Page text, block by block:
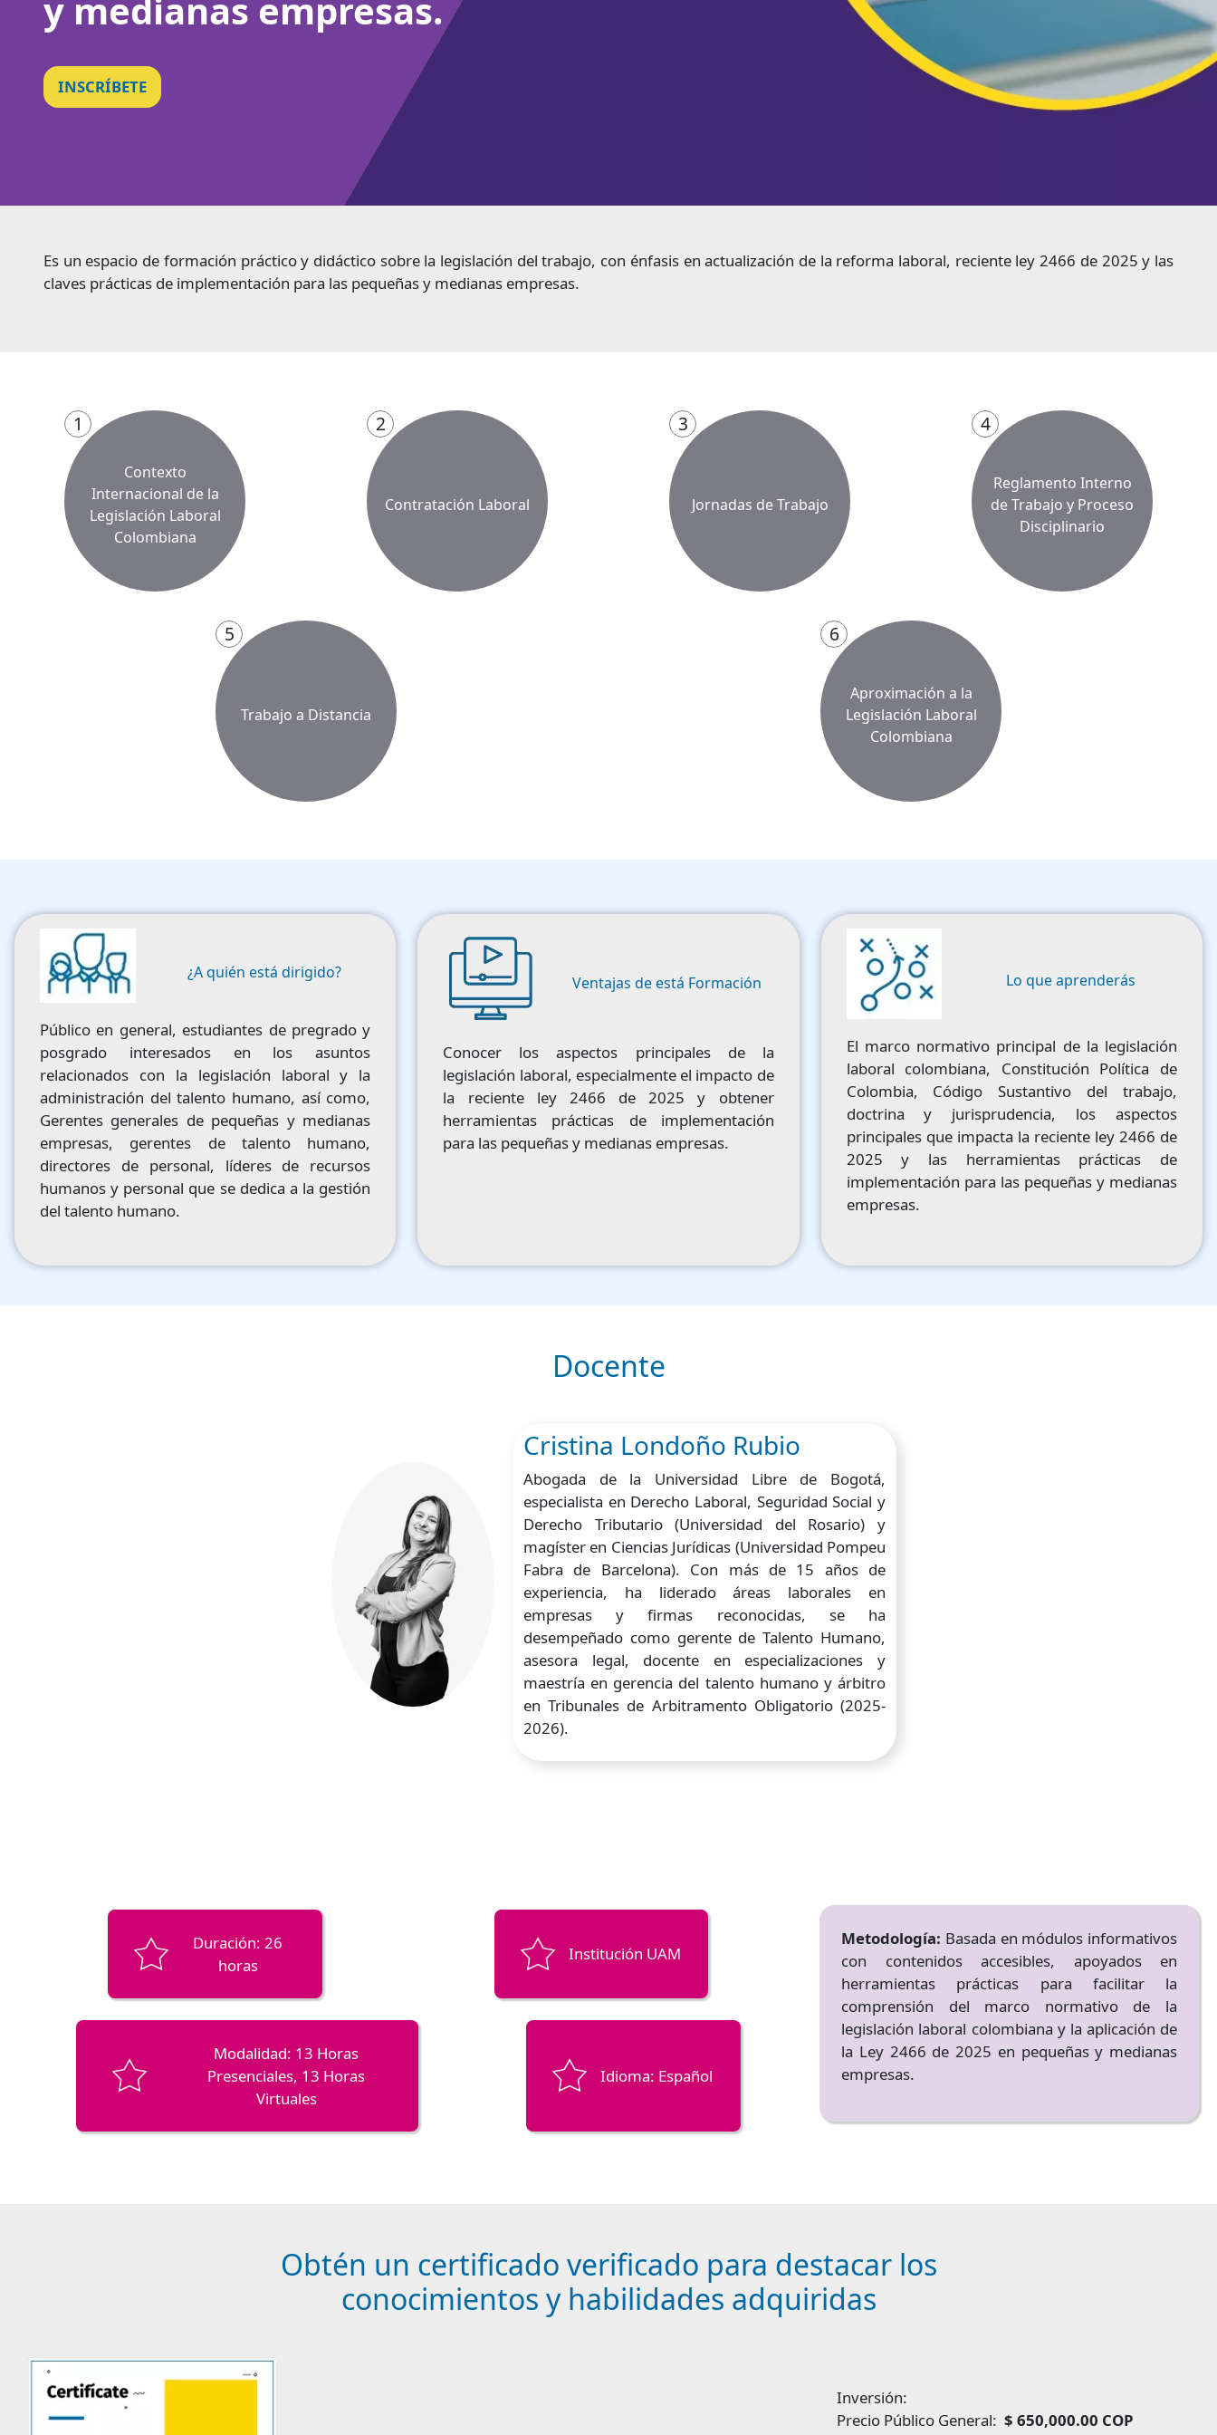
y medianas empresas.
INSCRÍBETE
Es un espacio de formación práctico y didáctico sobre la legislación del trabajo, con énfasis en actualización de la reforma laboral, reciente ley 2466 de 2025 y las
claves prácticas de implementación para las pequeñas y medianas empresas.
1
Contexto
Internacional de la
Legislación Laboral
Colombiana
2
Contratación Laboral
3
Jornadas de Trabajo
4
Reglamento Interno
de Trabajo y Proceso
Disciplinario
5
Trabajo a Distancia
6
Aproximación a la
Legislación Laboral
Colombiana
Image
¿A quién está dirigido?
Público en general, estudiantes de pregrado y
posgrado interesados en los asuntos
relacionados con la legislación laboral y la
administración del talento humano, así como,
Gerentes generales de pequeñas y medianas
empresas, gerentes de talento humano,
directores de personal, líderes de recursos
humanos y personal que se dedica a la gestión
del talento humano.
Image
Ventajas de está Formación
Conocer los aspectos principales de la
legislación laboral, especialmente el impacto de
la reciente ley 2466 de 2025 y obtener
herramientas prácticas de implementación
para las pequeñas y medianas empresas.
Image
Lo que aprenderás
El marco normativo principal de la legislación
laboral colombiana, Constitución Política de
Colombia, Código Sustantivo del trabajo,
doctrina y jurisprudencia, los aspectos
principales que impacta la reciente ley 2466 de
2025 y las herramientas prácticas de
implementación para las pequeñas y medianas
empresas.
Docente
Cristina Londoño Rubio
Abogada de la Universidad Libre de Bogotá,
especialista en Derecho Laboral, Seguridad Social y
Derecho Tributario (Universidad del Rosario) y
magíster en Ciencias Jurídicas (Universidad Pompeu
Fabra de Barcelona). Con más de 15 años de
experiencia, ha liderado áreas laborales en
empresas y firmas reconocidas, se ha
desempeñado como gerente de Talento Humano,
asesora legal, docente en especializaciones y
maestría en gerencia del talento humano y árbitro
en Tribunales de Arbitramento Obligatorio (2025-
2026).
Duración: 26
horas
Institución UAM
Modalidad: 13 Horas
Presenciales, 13 Horas
Virtuales
Idioma: Español
Metodología: Basada en módulos informativos
con contenidos accesibles, apoyados en
herramientas prácticas para facilitar la
comprensión del marco normativo de la
legislación laboral colombiana y la aplicación de
la Ley 2466 de 2025 en pequeñas y medianas
empresas.
Obtén un certificado verificado para destacar los
conocimientos y habilidades adquiridas
Image
Inversión:
Precio Público General: $ 650,000.00 COP